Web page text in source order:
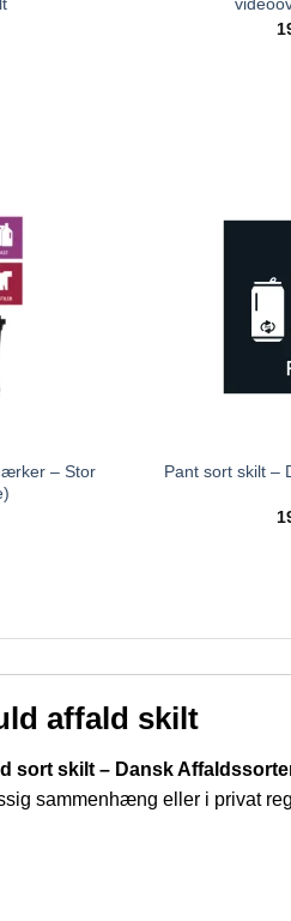
– Stor
Pant sort skilt –
affald skilt
sort skilt – Dansk
sammenhæng eller i privat